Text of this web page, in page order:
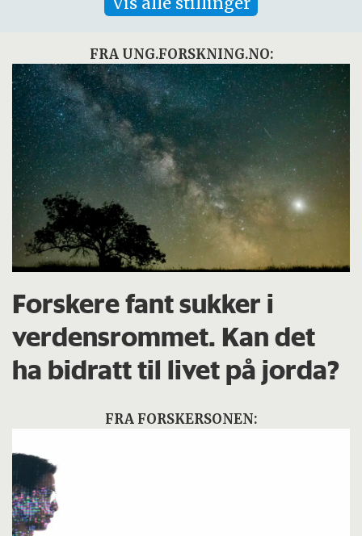
FRA UNG.FORSKNING.NO:
Forskere fant sukker i
verdensrommet. Kan det
ha bidratt til livet på jorda?
FRA FORSKERSONEN: